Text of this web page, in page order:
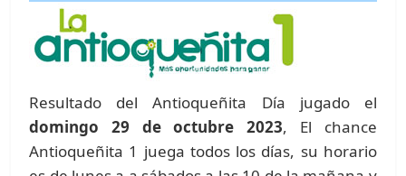
Resultado del Antioqueñita Día jugado el
domingo 29 de octubre 2023, El chance
Antioqueñita 1 juega todos los días, su horario